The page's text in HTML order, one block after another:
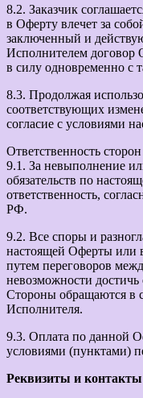
8.2. Заказчик
в Оферту влечет за
заключенный и
Исполнителем договор
в силу одновременно с
8.3. Продолжая
соответствующих
согласие с условиями
Ответственность сторон
9.1. За невыполнение
обязательств по
ответственность,
РФ.
9.2. Все споры и
настоящей Оферты или
путем переговоров
невозможности
Стороны обращаются в
Исполнителя.
9.3. Оплата по данной
условиями (пунктами)
Реквизиты и